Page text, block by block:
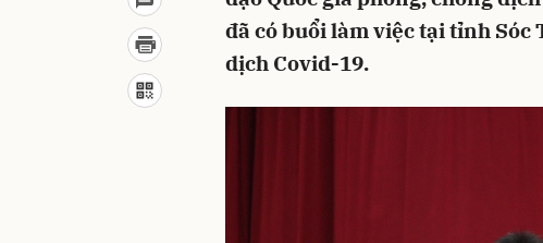
đã có buổi làm việc tại tỉnh Sóc
dịch Covid-19.